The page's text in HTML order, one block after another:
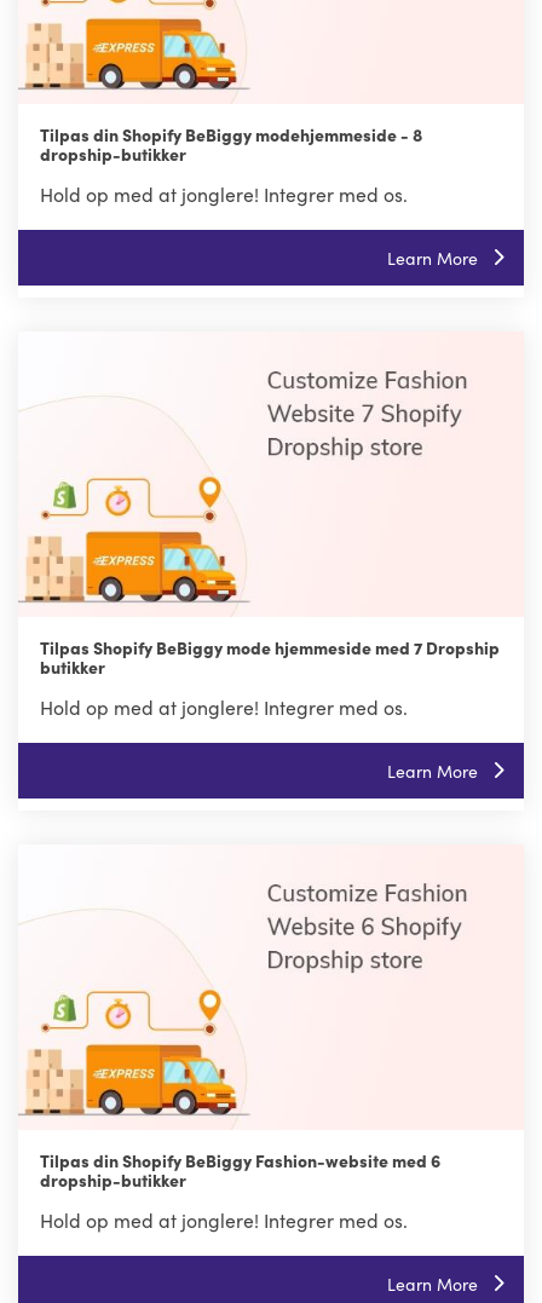
Tilpas din Shopify BeBiggy modehjemmeside - 8
dropship-butikker
Hold op med at jonglere! Integrer med os.
Learn More
Tilpas Shopify BeBiggy mode hjemmeside med 7 Dropship
butikker
Hold op med at jonglere! Integrer med os.
Learn More
Tilpas din Shopify BeBiggy Fashion-website med 6
dropship-butikker
Hold op med at jonglere! Integrer med os.
Learn More